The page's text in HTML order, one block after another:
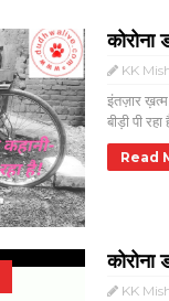
कोरोना
KK
इंतज़ार
बीड़ी पी
Read
कोरोना
KK